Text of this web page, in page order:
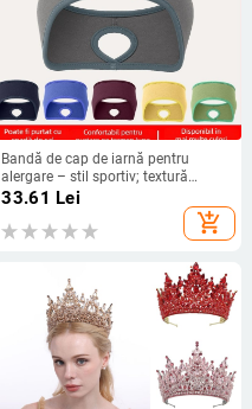
Bandă de cap de iarnă pentru
alergare – stil sportiv; textură
catifelată; prietenoasă cu pielea;
caldă; protecție împotriva vântului
pentru urechi
33.61 Lei
add_shopping_cart